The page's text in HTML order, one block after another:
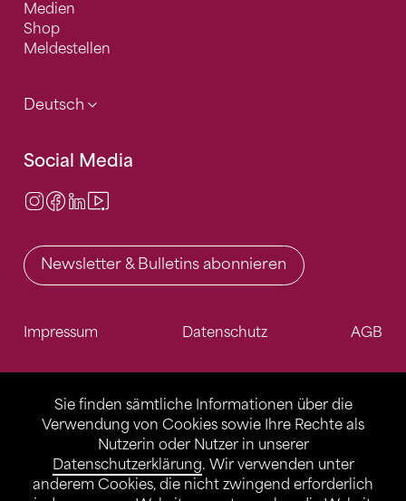
Sie finden sämtliche Informationen über die
Verwendung von Cookies sowie Ihre Rechte als
Nutzerin oder Nutzer in unserer
Datenschutzerklärung. Wir verwenden unter
anderem Cookies, die nicht zwingend erforderlich
Medien
Shop
Meldestellen
Deutsch
Social Media
Instagram
Facebook
LinkedIn
Newsletter & Bulletins abonnieren
Impressum Datenschutz AGB